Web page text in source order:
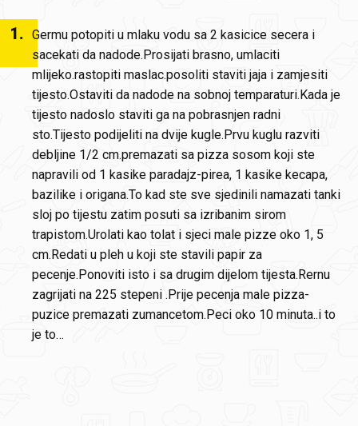
1. Germu potopiti u mlaku vodu sa 2 kasicice secera i
sacekati da nadode.Prosijati brasno, umlaciti
mlijeko.rastopiti maslac.posoliti staviti jaja i zamjesiti
tijesto.Ostaviti da nadode na sobnoj temparaturi.Kada je
tijesto nadoslo staviti ga na pobrasnjen radni
sto.Tijesto podijeliti na dvije kugle.Prvu kuglu razviti
debljine 1/2 cm.premazati sa pizza sosom koji ste
napravili od 1 kasike paradajz-pirea, 1 kasike kecapa,
bazilike i origana.To kad ste sve sjedinili namazati tanki
sloj po tijestu zatim posuti sa izribanim sirom
trapistom.Urolati kao tolat i sjeci male pizze oko 1, 5
cm.Redati u pleh u koji ste stavili papir za
pecenje.Ponoviti isto i sa drugim dijelom tijesta.Rernu
zagrijati na 225 stepeni .Prije pecenja male pizza-
puzice premazati zumancetom.Peci oko 10 minuta..i to
je to…